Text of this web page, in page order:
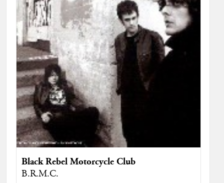
Black Rebel Motorcycle Club
B.R.M.C.